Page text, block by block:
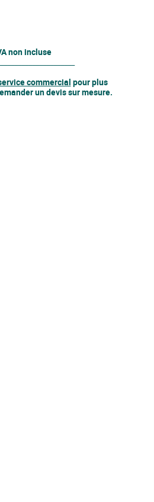
non incluse
commercial pour plus
un devis sur mesure.